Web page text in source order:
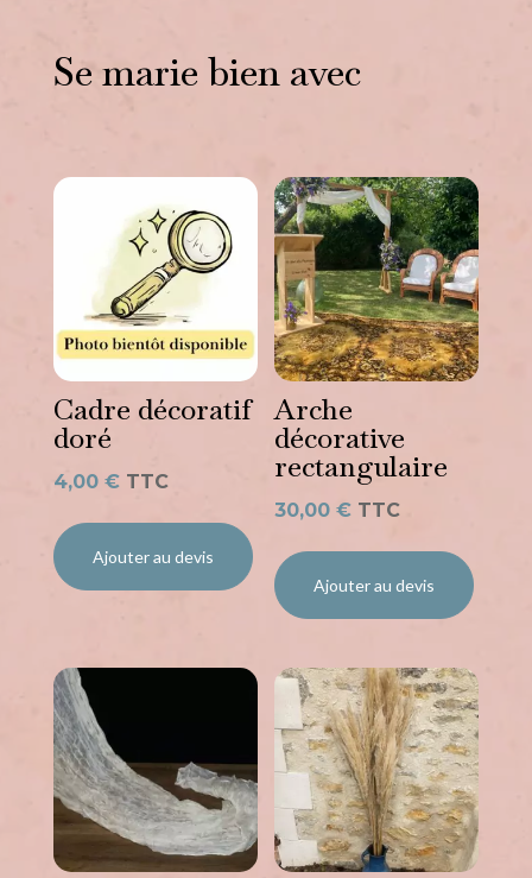
Se marie bien avec
Cadre décoratif
doré
4,00 € TTC
Ajouter au devis
Arche
décorative
rectangulaire
30,00€ TTC
Ajouter au devis